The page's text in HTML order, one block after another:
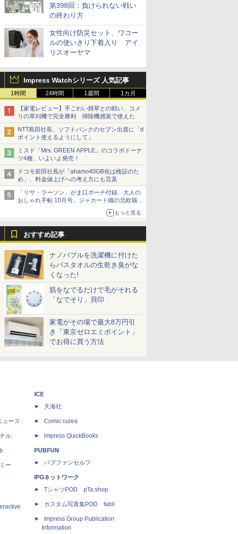
第398回：負けられない戦い
の終わり方
女性向け防災セット、ワコー
ルの使いきり下着入り アイ
リスオーヤマ
Impress Watchシリーズ 人気記事
1時間 24時間 1週間 1カ月
【家電レビュー】手ごわい雑草との戦い、コメ
リの草刈機で完全勝利 掃除機感覚で使えた
NTT島田社長、ソフトバンクのセブン出資に「d
ポイント使えるようにして」
ミスド「Mrs. GREEN APPLE」のコラボドーナ
ツ4種、いよいよ発売！
ドコモ前田社長が「ahamo40GB化は検証のた
め」、料金値上げへの考え方にも言及
「リサ・ラーソン」がま口ポーチ付録、大人の
おしゃれ手帖 10月号。ジャカード織の北欧猫デ
もっと見る
おすすめ記事
ナノバブルを洗濯機に付けた
らバスタオルの生乾き臭がな
くなった!
肌をなでるだけで毛がそれる
「なでそり」貝印
家電がその場で最大8万円引
き「東京ゼロエミポイント」
でお得に買う方法
ュース
ル
ー
ICE
天海社
Comic curea
impress QuickBooks
PUBFUN
パブファンセルフ
IPGネットワーク
TシャツPOD pTa.shop
カスタム写真集POD fabli
Impress Group Publication
Information